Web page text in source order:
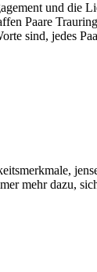
und die
Paare
sind, jedes
mehr dazu,